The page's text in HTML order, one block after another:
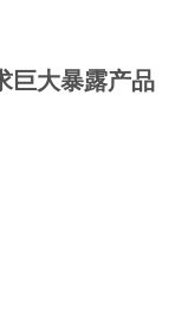
巨大暴露产品